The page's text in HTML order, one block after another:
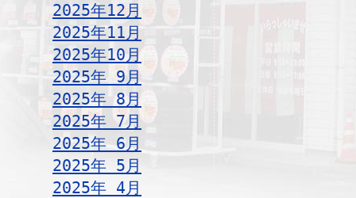
2025年12月
2025年11月
2025年10月
2025年 9月
2025年 8月
2025年 7月
2025年 6月
2025年 5月
2025年 4月